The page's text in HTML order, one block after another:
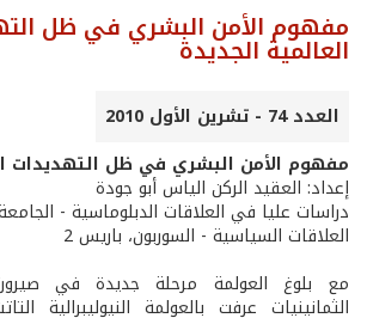
مفهوم الأمن البشري في ظل
العالمية الجديدة
العدد 74 - تشرين الأول 2010
مفهوم الأمن البشري في ظل التهديدات
إعداد: العقيد الركن الياس أبو جودة
دراسات عليا في العلاقات الدبلوماسية -
العلاقات السياسية - السوربون، باريس 2
مع بلوغ العولمة مرحلة جديدة في
الثمانينيات عرفت بالعولمة النيوليبرالية